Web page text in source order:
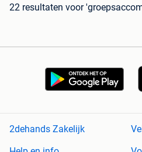
22 resultaten voor
2dehands Zakelijk